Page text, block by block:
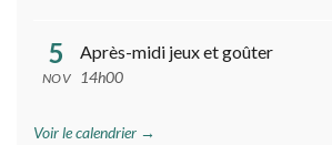
5
NOV
Après-midi jeux et goûter
14h00
Voir le calendrier →